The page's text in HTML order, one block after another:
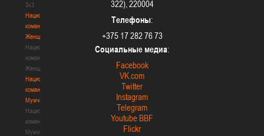
3х3
Национальная
команда.
Женщины
Национальная
команда.
Женщины
Национальная
команда.
Мужчины
Национальная
команда.
Мужчины
322), 220004
Телефоны:
+375 17 282 76 73
Социальные медиа:
Facebook
VK.com
Twitter
Instagram
Telegram
Youtube BBF
Flickr